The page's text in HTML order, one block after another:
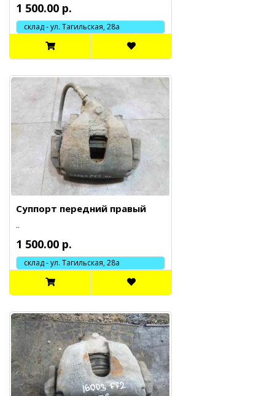
1 500.00 р.
склад - ул. Тагильская, 28а
Суппорт передний правый
..
1 500.00 р.
склад - ул. Тагильская, 28а